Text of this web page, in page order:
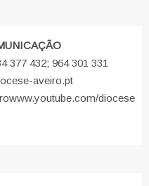
377 432; 964 301 331
aveiro.pt
www.youtube.com/diocese